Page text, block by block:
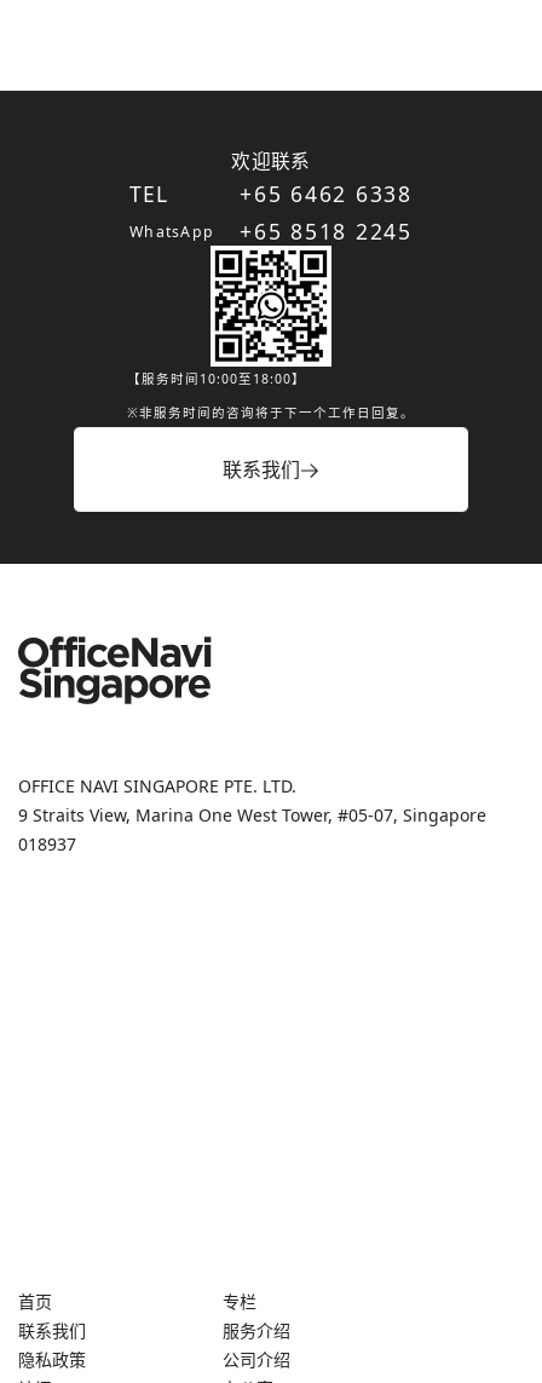
欢迎联系
TEL
WhatsApp
+65 6462 6338
+65 8518 2245
【服务时间10:00至18:00】
※非服务时间的咨询将于下一个工作日回复。
联系我们
OFFICE NAVI SINGAPORE PTE. LTD.
9 Straits View, Marina One West Tower, #05-07, Singapore
018937
首页
专栏
联系我们
服务介绍
隐私政策
公司介绍